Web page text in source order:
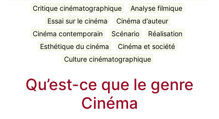
Critique cinématographique
Analyse filmique
Essai sur le cinéma
Cinéma d’auteur
Cinéma contemporain
Scénario
Réalisation
Esthétique du cinéma
Cinéma et société
Culture cinématographique
Qu’est-ce que le genre
Cinéma